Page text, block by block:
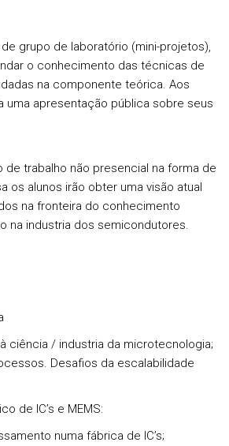
grupo de laboratório (mini-projetos),
o conhecimento das técnicas de
na componente teórica. Aos
uma apresentação pública sobre seus
de trabalho não presencial na forma de
os alunos irão obter uma visão atual
na fronteira do conhecimento
na industria dos semicondutores.
ciência / industria da microtecnologia;
Desafios da escalabilidade
de IC’s e MEMS:
numa fábrica de IC’s;